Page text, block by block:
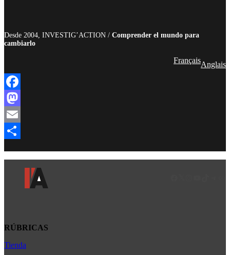
Desde 2004, INVESTIG’ACTION / Comprender el mundo para
cambiarlo
FrançaisAnglais
Facebook
Mastodon
Email
RÚBRICAS
Africa
Tienda